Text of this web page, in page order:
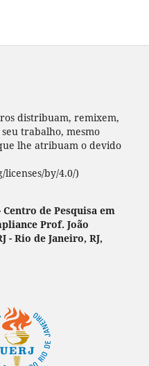
distribuam, remixem,
trabalho, mesmo
lhe atribuam o devido
by/4.0/)
de Pesquisa em
Prof. João
- Rio de Janeiro, RJ,